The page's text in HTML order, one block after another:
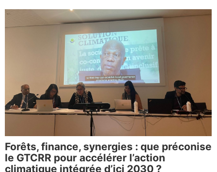
Forêts, finance, synergies : que préconise
le GTCRR pour accélérer l’action
climatique intégrée d’ici 2030 ?